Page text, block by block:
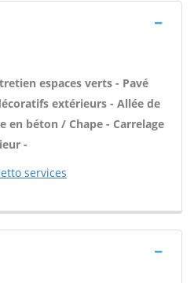
espaces verts - Pavé
extérieurs - Allée de
en béton / Chape - Carrelage
-
services